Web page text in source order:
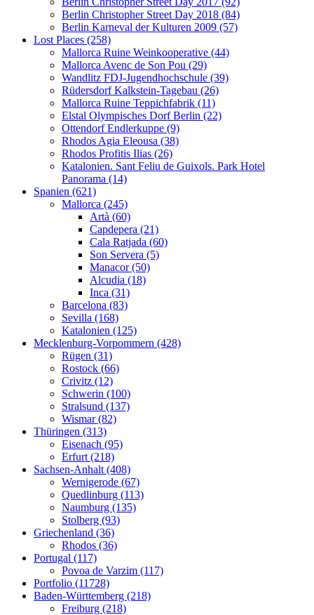
Berlin Christopher Street Day 2018 (84)
Berlin Karneval der Kulturen 2009 (57)
Lost Places (258)
Mallorca Ruine Weinkooperative (44)
Mallorca Avenc de Son Pou (29)
Wandlitz FDJ-Jugendhochschule (39)
Rüdersdorf Kalkstein-Tagebau (26)
Mallorca Ruine Teppichfabrik (11)
Elstal Olympisches Dorf Berlin (22)
Ottendorf Endlerkuppe (9)
Rhodos Agia Eleousa (38)
Rhodos Profitis Ilias (26)
Katalonien. Sant Feliu de Guixols. Park Hotel
Panorama (14)
Spanien (621)
Mallorca (245)
Artà (60)
Capdepera (21)
Cala Ratjada (60)
Son Servera (5)
Manacor (50)
Alcudia (18)
Inca (31)
Barcelona (83)
Sevilla (168)
Katalonien (125)
Mecklenburg-Vorpommern (428)
Rügen (31)
Rostock (66)
Crivitz (12)
Schwerin (100)
Stralsund (137)
Wismar (82)
Thüringen (313)
Eisenach (95)
Erfurt (218)
Sachsen-Anhalt (408)
Wernigerode (67)
Quedlinburg (113)
Naumburg (135)
Stolberg (93)
Griechenland (36)
Rhodos (36)
Portugal (117)
Povoa de Varzim (117)
Portfolio (11728)
Baden-Württemberg (218)
Freiburg (218)